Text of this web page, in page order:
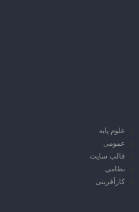
علوم پایه
عمومی
قالب سایت
نظامی
کارآفرینی